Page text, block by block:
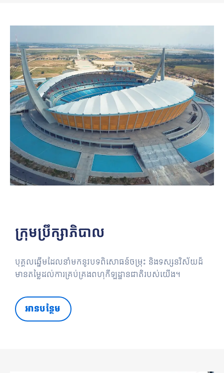
ក្រុមប្រឹក្សាភិបាល
បុគ្គលឆ្នើមដែលនាំមកនូវបទពិសោធន៍ចម្រុះ និងទស្សនវិស័យដ៏
មានតម្លៃដល់ការគ្រប់គ្រងពហុកីឡដ្ឋានជាតិរបស់យើង។
អានបន្ថែម